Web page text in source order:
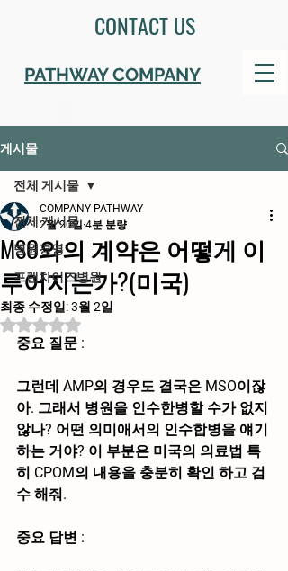
PATHWAY COMPANY
CONTACT US
게시물
전체 게시물
병원경영
프랜차이즈병원
전체 게시물
MSO와의 계약은 어떻게 이
루어지는가?(미국)
COMPANY PATHWAY
2월 20일 4분 분량
최종 수정일:3월 2일
별점 5점 중 NaN점을 주었습니다.
중요 질문 :
그런데 AMP의 경우도 결국은 MSO이잖
아. 그래서 병원을 인수한병할 수가 없지
않나? 어떤 의미애서의 인수합병을 얘기
하는 거야? 이 부분은 미국의 의료법 특
히 CPOM의 내용을 충분히 확인 하고 검
수 해줘.
중요 답변 :